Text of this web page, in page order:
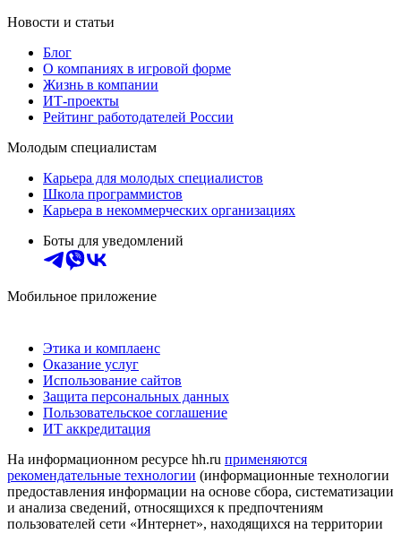
Новости и статьи
Блог
О компаниях в игровой форме
Жизнь в компании
ИТ-проекты
Рейтинг работодателей России
Молодым специалистам
Карьера для молодых специалистов
Школа программистов
Карьера в некоммерческих организациях
Боты для уведомлений
Мобильное приложение
Этика и комплаенс
Оказание услуг
Использование сайтов
Защита персональных данных
Пользовательское соглашение
ИТ аккредитация
На информационном ресурсе hh.ru применяются
рекомендательные технологии (информационные технологии
предоставления информации на основе сбора, систематизации
и анализа сведений, относящихся к предпочтениям
пользователей сети «Интернет», находящихся на территории